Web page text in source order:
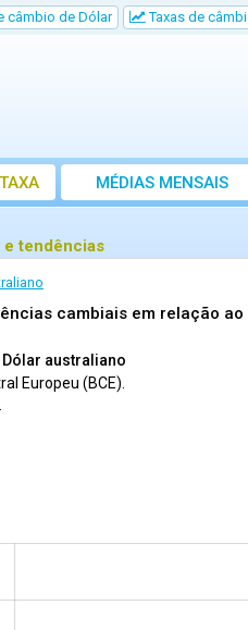
câmbio de Dólar Taxas de
MÉDIAS MENSAIS
e tendências
cambiais em relação
australiano
Europeu (BCE).
.